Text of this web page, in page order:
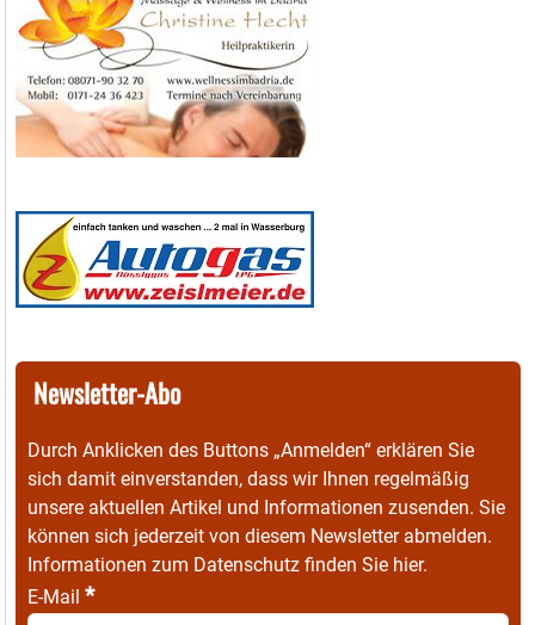
Newsletter-Abo
Durch Anklicken des Buttons „Anmelden“ erklären Sie
sich damit einverstanden, dass wir Ihnen regelmäßig
unsere aktuellen Artikel und Informationen zusenden. Sie
können sich jederzeit von diesem Newsletter abmelden.
Informationen zum Datenschutz finden Sie hier.
E-Mail *